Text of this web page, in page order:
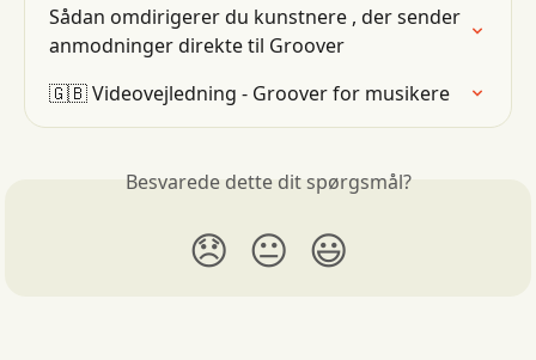
Sådan omdirigerer du kunstnere , der sender
anmodninger direkte til Groover
🇬🇧 Videovejledning - Groover for musikere
Besvarede dette dit spørgsmål?
😞 😐 😃